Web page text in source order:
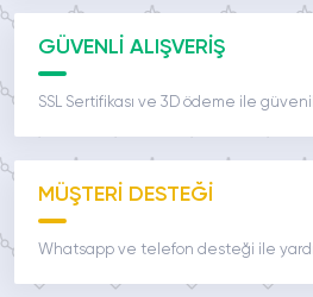
GÜVENLİ ALIŞVERİŞ
SSL Sertifikası ve 3D ödeme ile
MÜŞTERİ DESTEĞİ
Whatsapp ve telefon desteği ile